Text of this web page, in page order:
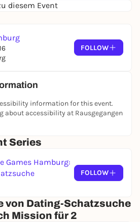
diesem Event
FOLLOW
information for this event.
about accessibility at Rausgegangen
Series
Games Hamburg:
FOLLOW
von Dating-Schatzsuche
Mission für 2